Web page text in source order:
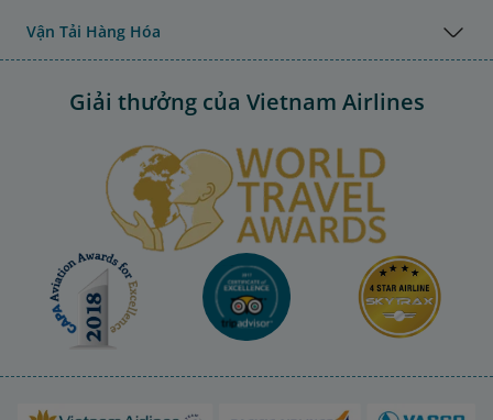
Vận Tải Hàng Hóa
Giải thưởng của Vietnam Airlines